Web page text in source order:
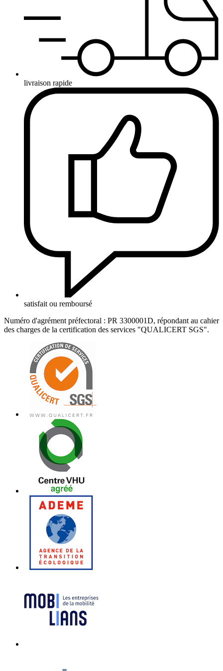
livraison rapide
satisfait ou remboursé
Numéro d'agrément préfectoral : PR 3300001D, répondant au cahier
des charges de la certification des services "QUALICERT SGS".